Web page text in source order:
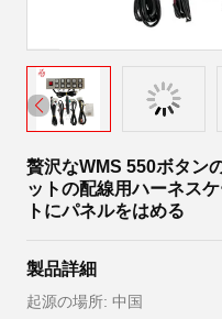
贅沢なWMS 550ボタン
ットの配線用ハーネス
トにパネルをはめる
製品詳細
起源の場所: 中国